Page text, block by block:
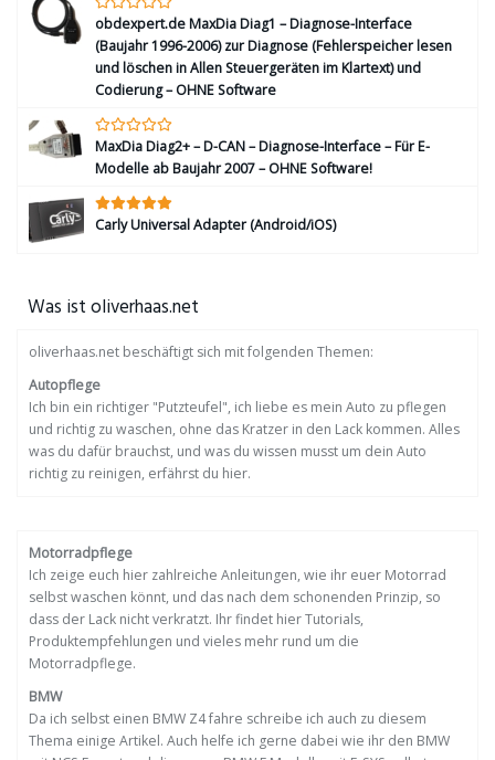
obdexpert.de MaxDia Diag1 – Diagnose-Interface
(Baujahr 1996-2006) zur Diagnose (Fehlerspeicher lesen
und löschen in Allen Steuergeräten im Klartext) und
Codierung – OHNE Software
MaxDia Diag2+ – D-CAN – Diagnose-Interface – Für E-
Modelle ab Baujahr 2007 – OHNE Software!
Carly Universal Adapter (Android/iOS)
Was ist oliverhaas.net
oliverhaas.net beschäftigt sich mit folgenden Themen:
Autopflege
Ich bin ein richtiger "Putzteufel", ich liebe es mein Auto zu pflegen
und richtig zu waschen, ohne das Kratzer in den Lack kommen. Alles
was du dafür brauchst, und was du wissen musst um dein Auto
richtig zu reinigen, erfährst du hier.
Motorradpflege
Ich zeige euch hier zahlreiche Anleitungen, wie ihr euer Motorrad
selbst waschen könnt, und das nach dem schonenden Prinzip, so
dass der Lack nicht verkratzt. Ihr findet hier Tutorials,
Produktempfehlungen und vieles mehr rund um die
Motorradpflege.
BMW
Da ich selbst einen BMW Z4 fahre schreibe ich auch zu diesem
Thema einige Artikel. Auch helfe ich gerne dabei wie ihr den BMW